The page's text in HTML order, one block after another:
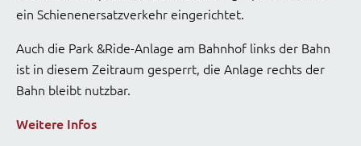
ein Schienenersatzverkehr eingerichtet.
Auch die Park &Ride-Anlage am Bahnhof links der Bahn
ist in diesem Zeitraum gesperrt, die Anlage rechts der
Bahn bleibt nutzbar.
Weitere Infos